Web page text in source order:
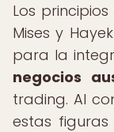
Los
Mises y
para la
negocios
trading. Al
estas figuras